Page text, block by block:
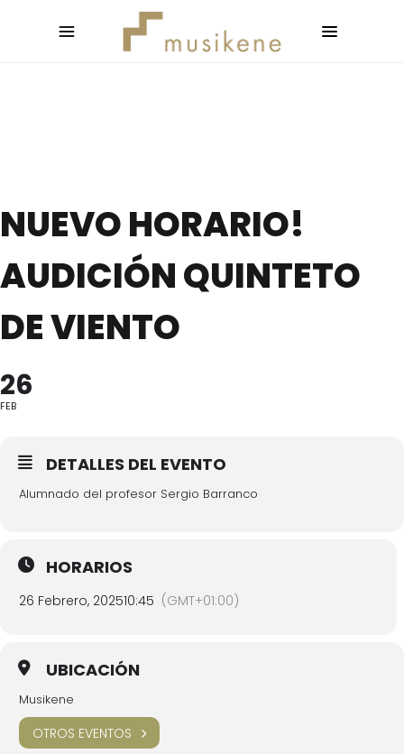
NUEVO HORARIO!
AUDICIÓN QUINTETO
DE VIENTO
26
FEB
DETALLES DEL EVENTO
Alumnado del profesor Sergio Barranco
HORARIOS
26 Febrero, 202510:45 (GMT+01:00)
UBICACIÓN
Musikene
OTROS EVENTOS